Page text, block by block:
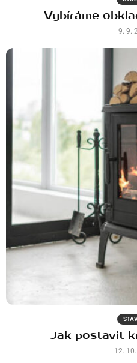
Vybíráme
9. 9.
Jak postavit
12.